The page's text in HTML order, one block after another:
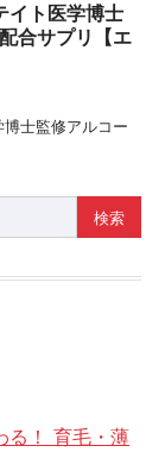
イト医学博士
合サプリ【エ
士監修アルコー
る！ 育毛・薄